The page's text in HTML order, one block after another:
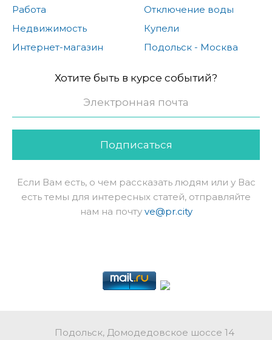
Работа
Недвижимость
Интернет-магазин
Отключение воды
Купели
Подольск - Москва
Хотите быть в курсе событий?
Подписаться
Если Вам есть, о чем рассказать людям или у Вас
есть темы для интересных статей, отправляйте
нам на почту ve@pr.city
Подольск, Домодедовское шоссе 14